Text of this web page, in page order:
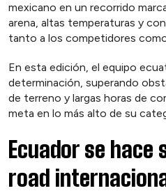
mexicano en un recorrido
arena, altas temperaturas y
tanto a los competidores
En esta edición, el equipo
determinación, superando
de terreno y largas horas de
meta en lo más alto de su
Ecuador se
road